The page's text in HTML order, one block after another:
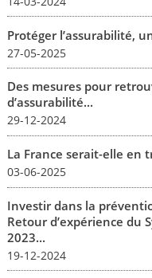
Protéger l’assurabilité,
27-05-2025
Des mesures pour
d’assurabilité...
29-12-2024
La France serait-elle en
03-06-2025
Investir dans la
Retour d’expérience du
2023...
19-12-2024